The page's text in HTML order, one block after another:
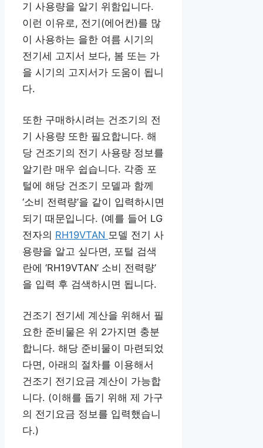
기 사용량을 알기 위함입니다.
이런 이유로, 전기(에어컨)를 많
이 사용하는 을한 여름 시기의
전기세 고지서 보다, 봄 또는 가
을 시기의 고지서가 도움이 됩니
다.
또한 구매하시려는 건조기의 전
기 사용량 또한 필요합니다. 해
당 건조기의 전기 사용량 정보를
알기란 매우 쉽습니다. 각종 포
털에 해당 건조기 모델과 함께
‘소비 전력량’을 같이 입력하시면
되기 때문입니다. (예를 들어 LG
전자의 RH19VTAN 모델 전기 사
용량을 알고 싶다면, 포털 검색
란에 ‘RH19VTAN’ 소비 전력량’
을 입력 후 검색하시면 됩니다.
건조기 전기세 계산을 위해서 필
요한 준비물은 위 2가지면 충분
합니다. 해당 준비물이 마련되었
다면, 아래의 절차를 이용해서
건조기 전기요금 계산이 가능합
니다. (이해를 돕기 위해 제 가구
의 전기요금 정보를 입력했습니
다.)